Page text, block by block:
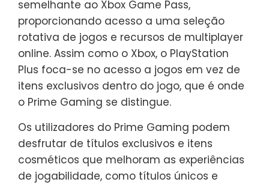
semelhante ao Xbox Game Pass,
proporcionando acesso a uma seleção
rotativa de jogos e recursos de multiplayer
online. Assim como o Xbox, o PlayStation
Plus foca-se no acesso a jogos em vez de
itens exclusivos dentro do jogo, que é onde
o Prime Gaming se distingue.
Os utilizadores do Prime Gaming podem
desfrutar de títulos exclusivos e itens
cosméticos que melhoram as experiências
de jogabilidade, como títulos únicos e